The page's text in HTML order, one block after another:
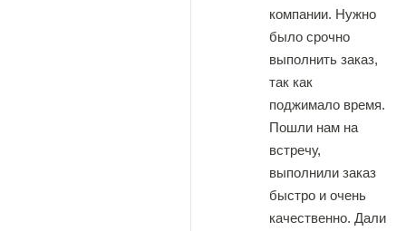
компании. Нужно
было срочно
выполнить заказ,
так как
поджимало время.
Пошли нам на
встречу,
выполнили заказ
быстро и очень
качественно. Дали